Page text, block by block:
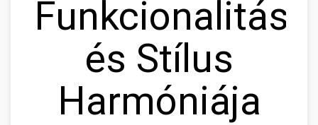
Funkcionalitás
és Stílus
Harmóniája